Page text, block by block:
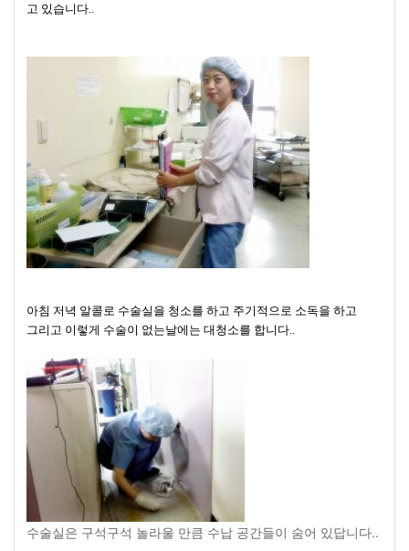
고 있습니다..
아침 저녁 알콜로 수술실을 청소를 하고 주기적으로 소독을 하고
그리고 이렇게 수술이 없는날에는 대청소를 합니다..
수술실은 구석구석 놀라울 만큼 수납 공간들이 숨어 있답니다..